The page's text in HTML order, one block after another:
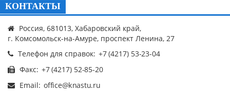
КОНТАКТЫ
Россия, 681013, Хабаровский край,
г. Комсомольск-на-Амуре, проспект Ленина, 27
Телефон для справок:
Факс:
Email: